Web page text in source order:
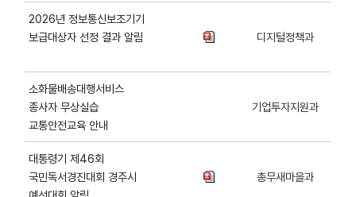
2026년 정보통신보조기기
보급대상자 선정 결과 알림
디지털정책과
소화물배송대행서비스
종사자 무상실습
교통안전교육 안내
기업투자지원과
대통령기 제46회
국민독서경진대회 경주시
총무새마을과